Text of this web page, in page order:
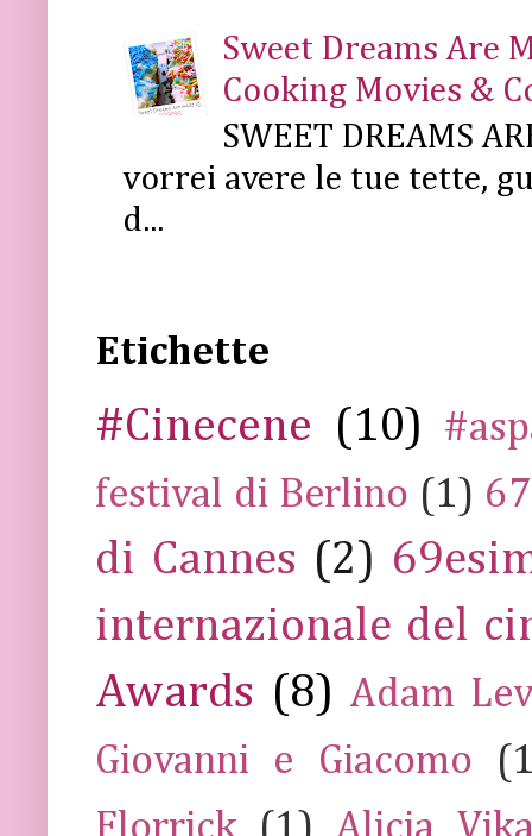
Sweet Dreams Are
Cooking Movies &
SWEET DREAMS
vorrei avere le tue tette,
d...
Etichette
#Cinecene (10)
festival di Berlino (1)
di Cannes (2)
internazionale del
Awards (8) Adam
Giovanni e Giacomo